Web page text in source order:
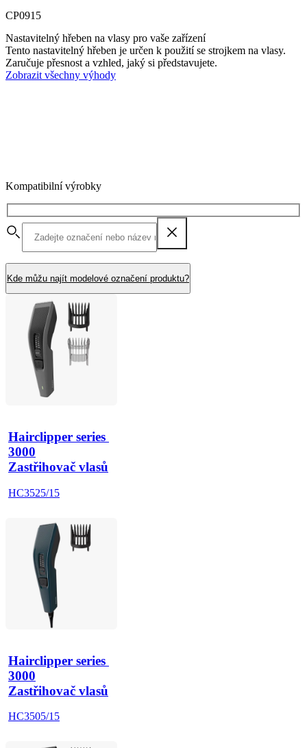
CP0915
Nastavitelný hřeben na vlasy pro vaše zařízení
Tento nastavitelný hřeben je určen k použití se strojkem na vlasy.
Zaručuje přesnost a vzhled, jaký si představujete.
Zobrazit všechny výhody
Kompatibilní výrobky
Kde můžu najít modelové označení produktu?
Hairclipper series
3000
Zastřihovač vlasů
HC3525/15
Hairclipper series
3000
Zastřihovač vlasů
HC3505/15